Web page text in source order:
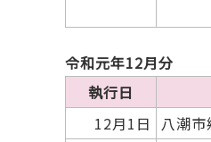
令和元年12月分
執行日
12月1日
八潮